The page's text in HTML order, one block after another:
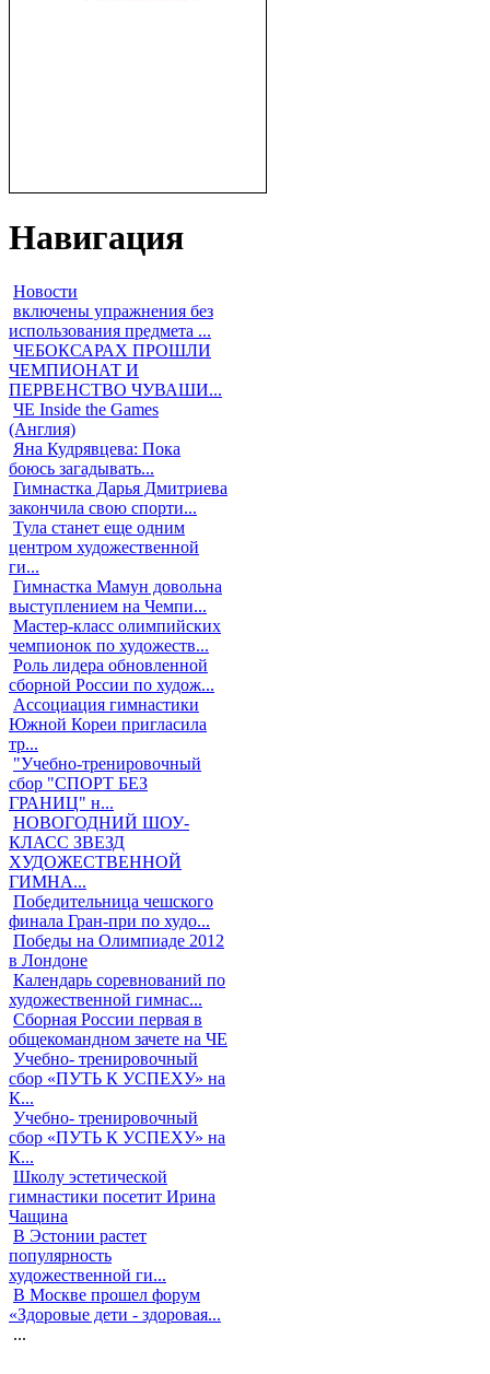
Навигация
Новости
включены упражнения без
использования предмета ...
ЧЕБОКСАРАХ ПРОШЛИ
ЧЕМПИОНАТ И
ПЕРВЕНСТВО ЧУВАШИ...
ЧЕ Inside the Games
(Англия)
Яна Кудрявцева: Пока
боюсь загадывать...
Гимнастка Дарья Дмитриева
закончила свою спорти...
Тула станет еще одним
центром художественной
ги...
Гимнастка Мамун довольна
выступлением на Чемпи...
Мастер-класс олимпийских
чемпионок по художеств...
Роль лидера обновленной
сборной России по худож...
Ассоциация гимнастики
Южной Кореи пригласила
тр...
"Учебно-тренировочный
сбор "СПОРТ БЕЗ
ГРАНИЦ" н...
НОВОГОДНИЙ ШОУ-
КЛАСС ЗВЕЗД
ХУДОЖЕСТВЕННОЙ
ГИМНА...
Победительница чешского
финала Гран-при по худо...
Победы на Олимпиаде 2012
в Лондоне
Календарь соревнований по
художественной гимнас...
Сборная России первая в
общекомандном зачете на ЧЕ
Учебно- тренировочный
сбор «ПУТЬ К УСПЕХУ» на
К...
Учебно- тренировочный
сбор «ПУТЬ К УСПЕХУ» на
К...
Школу эстетической
гимнастики посетит Ирина
Чащина
В Эстонии растет
популярность
художественной ги...
В Москве прошел форум
«Здоровые дети - здоровая...
...